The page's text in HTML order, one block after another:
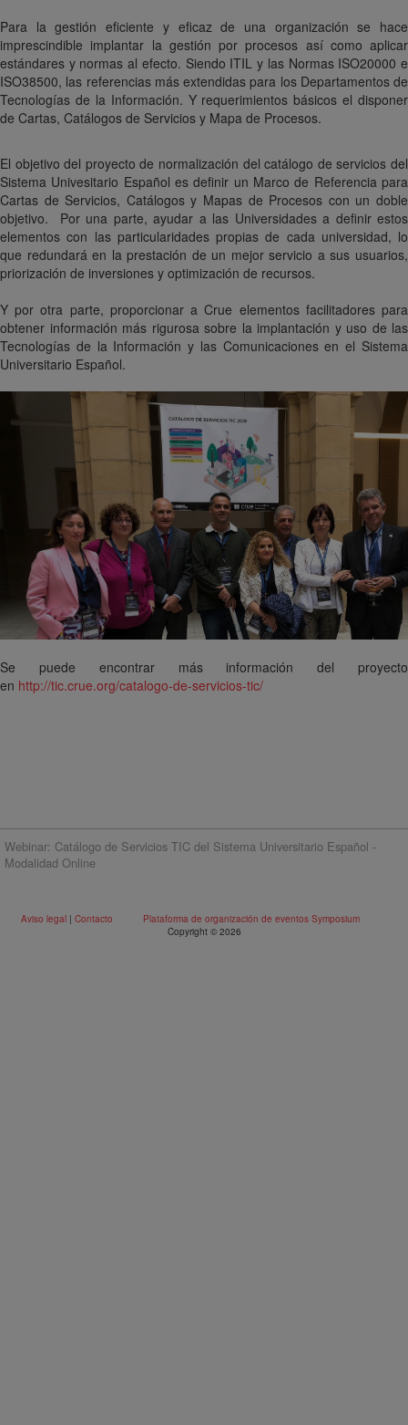
Para la gestión eficiente y eficaz de una organización se hace
imprescindible implantar la gestión por procesos así como aplicar
estándares y normas al efecto. Siendo ITIL y las Normas ISO20000 e
ISO38500, las referencias más extendidas para los Departamentos de
Tecnologías de la Información. Y requerimientos básicos el disponer
de Cartas, Catálogos de Servicios y Mapa de Procesos.
El objetivo del proyecto de normalización del catálogo de servicios del
Sistema Univesitario Español es definir un Marco de Referencia para
Cartas de Servicios, Catálogos y Mapas de Procesos con un doble
objetivo. Por una parte, ayudar a las Universidades a definir estos
elementos con las particularidades propias de cada universidad, lo
que redundará en la prestación de un mejor servicio a sus usuarios,
priorización de inversiones y optimización de recursos.
Y por otra parte, proporcionar a Crue elementos facilitadores para
obtener información más rigurosa sobre la implantación y uso de las
Tecnologías de la Información y las Comunicaciones en el Sistema
Universitario Español.
Se puede encontrar más información del proyecto
en http://tic.crue.org/catalogo-de-servicios-tic/
Webinar: Catálogo de Servicios TIC del Sistema Universitario Español -
Modalidad Online
Aviso legal | Contacto
Plataforma de organización de eventos Symposium
Copyright © 2026